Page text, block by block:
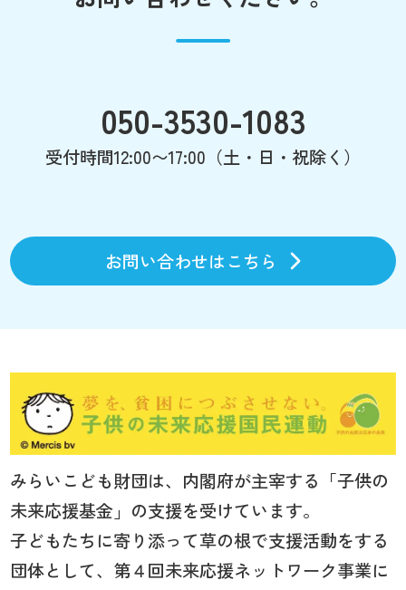
050-3530-1083
受付時間12:00〜17:00（土・日・祝除く）
お問い合わせはこちら
みらいこども財団は、内閣府が主宰する「子供の
未来応援基金」の支援を受けています。
子どもたちに寄り添って草の根で支援活動をする
団体として、第４回未来応援ネットワーク事業に